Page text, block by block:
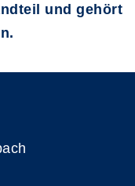
und gehört